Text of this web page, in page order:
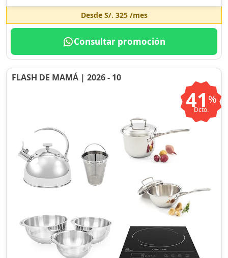
Desde S/. 325/mes
Consultar promoción
FLASH DE MAMÁ | 2026 - 10
41 %
Dcto.